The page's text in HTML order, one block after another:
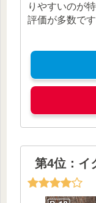
りやすいのが
評価が多数です
第4位：イ